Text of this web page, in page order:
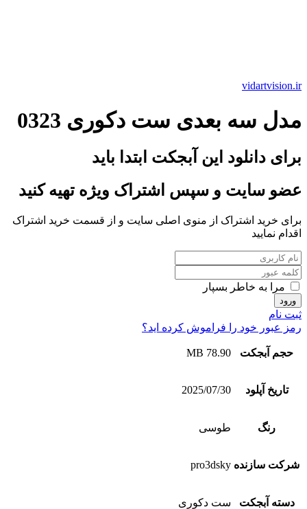
vidartvision.ir
مدل سه بعدی ست دکوری 0323
برای دانلود این آبجکت ابتدا باید
عضو سایت و سپس اشتراک ویژه تهیه کنید
برای خرید اشتراک از منوی اصلی سایت و از قسمت خرید اشتراک
اقدام نمایید
مرا به خاطر بسپار
ثبت نام
رمز عبور خود را فراموش کرده اید؟
حجم آبجکت 78.90 MB
تاریخ آپلود 2025/07/30
رنگ طوسی
شرکت سازنده pro3dsky
دسته آبجکت ست دکوری